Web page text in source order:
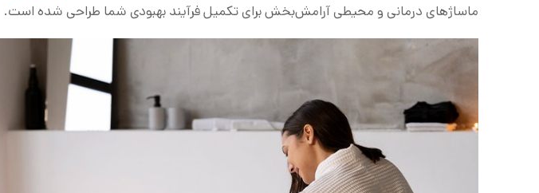
ماساژهای درمانی و محیطی آرامش‌بخش برای تکمیل فرآیند بهبودی شما طراحی شده است.